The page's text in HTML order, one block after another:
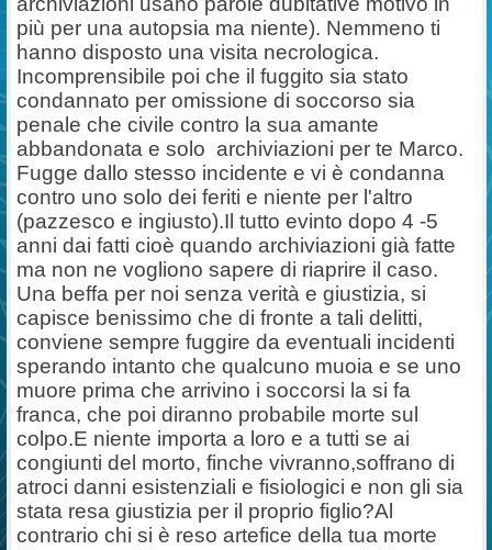
più per una autopsia ma niente). Nemmeno ti
hanno disposto una visita necrologica.
Incomprensibile poi che il fuggito sia stato
condannato per omissione di soccorso sia
penale che civile contro la sua amante
abbandonata e solo archiviazioni per te Marco.
Fugge dallo stesso incidente e vi è condanna
contro uno solo dei feriti e niente per l'altro
(pazzesco e ingiusto).Il tutto evinto dopo 4 -5
anni dai fatti cioè quando archiviazioni già fatte
ma non ne vogliono sapere di riaprire il caso.
Una beffa per noi senza verità e giustizia, si
capisce benissimo che di fronte a tali delitti,
conviene sempre fuggire da eventuali incidenti
sperando intanto che qualcuno muoia e se uno
muore prima che arrivino i soccorsi la si fa
franca, che poi diranno probabile morte sul
colpo.E niente importa a loro e a tutti se ai
congiunti del morto, finche vivranno,soffrano di
atroci danni esistenziali e fisiologici e non gli sia
stata resa giustizia per il proprio figlio?Al
contrario chi si è reso artefice della tua morte